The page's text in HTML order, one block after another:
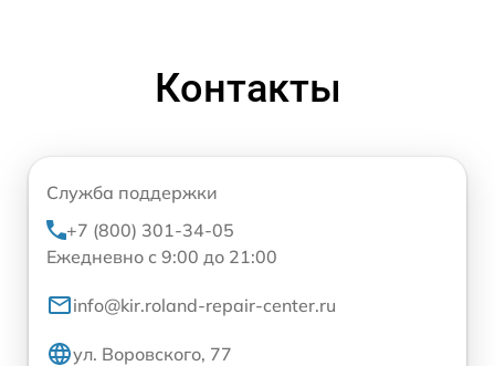
Контакты
Служба поддержки
+7 (800) 301-34-05
Ежедневно с 9:00 до 21:00
info@kir.roland-repair-center.ru
ул. Воровского, 77